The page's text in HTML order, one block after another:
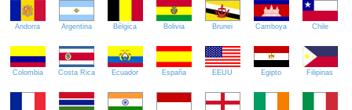
Andorra Argentina Bélgica Bolivia Brunei Camboya Chile
Colombia Costa Rica Ecuador España EEUU Egipto Filipinas